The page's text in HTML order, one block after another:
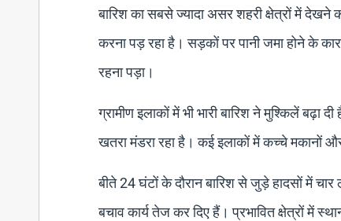
बारिश का सबसे ज्यादा असर शहरी क्षेत्रों में देखने
करना पड़ रहा है। सड़कों पर पानी जमा होने के
रहना पड़ा।
ग्रामीण इलाकों में भी भारी बारिश ने मुश्किलें
खतरा मंडरा रहा है। कई इलाकों में कच्चे
बीते 24 घंटों के दौरान बारिश से जुड़े हादसों में
बचाव कार्य तेज कर दिए हैं। प्रभावित क्षेत्रों में